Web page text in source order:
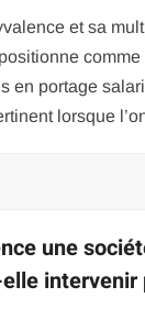
et sa
comme
en portage
lorsque
une
intervenir